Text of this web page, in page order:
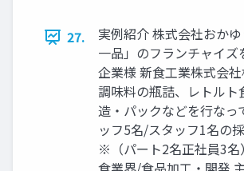
27.
実例紹介 株式会社おか
一品」のフランチャイズ
企業様 新食工業株式会
調味料の瓶詰、レトルト
造・パックなどを行なっ
ッフ5名/スタッフ1名の
※（パート2名正社員3名